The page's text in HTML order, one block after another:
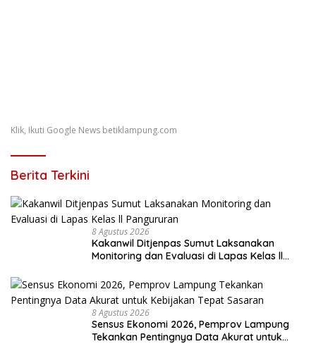
Klik, Ikuti Google News betiklampung.com
Berita Terkini
8 Agustus 2026
Kakanwil Ditjenpas Sumut Laksanakan
Monitoring dan Evaluasi di Lapas Kelas ll
8 Agustus 2026
Sensus Ekonomi 2026, Pemprov Lampung
Tekankan Pentingnya Data Akurat untuk